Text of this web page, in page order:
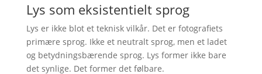
Lys som eksistentielt sprog
Lys er ikke blot et teknisk vilkår. Det er fotografiets
primære sprog. Ikke et neutralt sprog, men et ladet
og betydningsbærende sprog. Lys former ikke bare
det synlige. Det former det følbare.